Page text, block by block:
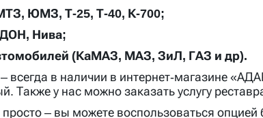
ЮМЗ, Т-25, Т-40, К-700;
Нива;
(КаМАЗ, МАЗ, ЗиЛ, ГАЗ и др).
всегда в наличии в интернет-магазине
Также у нас можно заказать услугу
просто – вы можете воспользоваться